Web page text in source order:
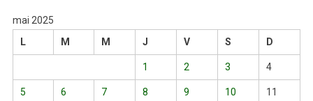
mai 2025
L
M M J V S D
1 2 3 4
5 6 7 8 9 10 11